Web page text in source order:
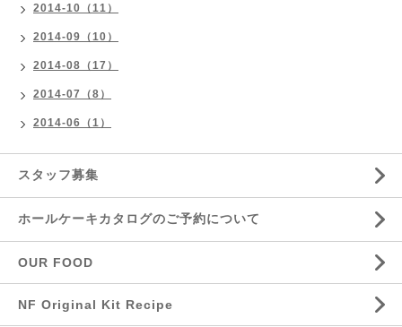
2014-10（11）
2014-09（10）
2014-08（17）
2014-07（8）
2014-06（1）
スタッフ募集
ホールケーキカタログのご予約について
OUR FOOD
NF Original Kit Recipe